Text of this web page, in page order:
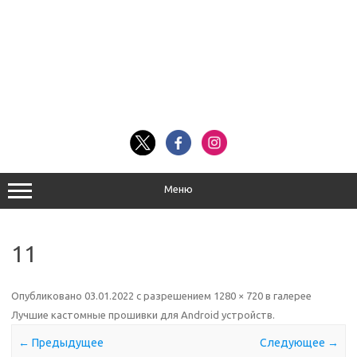
Меню
11
Опубликовано 03.01.2022 с разрешением 1280 × 720 в галерее
Лучшие кастомные прошивки для Android устройств.
← Предыдущее Следующее →